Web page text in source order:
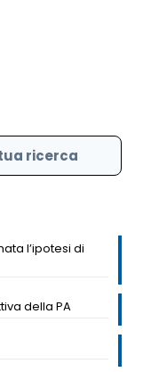
l’ipotesi di
della PA